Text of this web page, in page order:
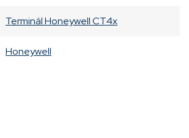
Terminál Honeywell CT4x
Honeywell